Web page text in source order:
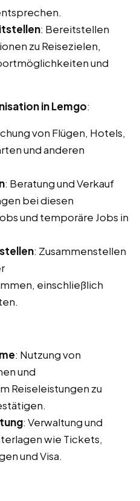
: Bereitstellen
zu Reisezielen,
und
in Lemgo:
von Flügen, Hotels,
und anderen
: Beratung und Verkauf
bei diesen
und temporäre Jobs in
: Zusammenstellen
einschließlich
: Nutzung von
und
Reiseleistungen zu
: Verwaltung und
wie Tickets,
und Visa.